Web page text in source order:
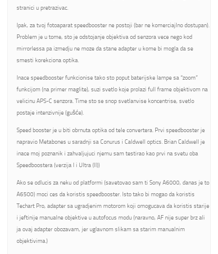
stranici u pretrazivac.
Ipak, za tvoj fotoaparat speedbooster ne postoji (bar ne komerciajlno dostupan).
Problem je u tome, sto je odstojanje objektiva od senzora vece nego kod
mirrorlessa pa izmedju ne moze da stane adapter u kome bi mogla da se
smesti korekciona optika.
Inace speedbooster funkcionise tako sto poput baterijske lampe sa “zoom”
funkcijom (na primer maglite), suzi svetlo koje prolazi full frame objektivom na
velicinu APS-C senzora. Time sto se snop svetlanvise koncentrise, svetlo
postaje intenzivnije (gušće).
Speed booster je u biti obrnuta optika od tele convertera. Prvi speedbooster je
napravio Metabones u saradnji sa Conurus i Caldwell optics. Brian Caldwell je
inace moj poznanik i zahvaljujuci njemu sam testirao kao prvi na svetu oba
Speedboostera (verzija I i Ultra (II))
Ako se odlucis za neku od platformi (savetovao sam ti Sony A6000, danas je to
A6500) moci ces da koristis speedbooster. Isto tako bi mogao da koristis
Techart Pro, adapter sa ugradjenim motorom koji omogucava da koristis starije
i jeftinije manualne objektive u autofocus modu (naravno, AF nije super brz ali
ja ovaj adapter obozavam, jer uglavnom slikam sa starim manualnim
objektivima.)